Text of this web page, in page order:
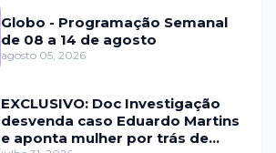
Globo - Programação Semanal
de 08 a 14 de agosto
agosto 05, 2026
EXCLUSIVO: Doc Investigação
desvenda caso Eduardo Martins
e aponta mulher por trás de